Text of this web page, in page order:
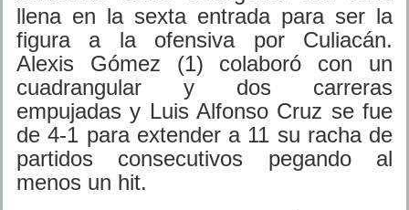
llena en la sexta entrada para ser la
figura a la ofensiva por Culiacán.
Alexis Gómez (1) colaboró con un
cuadrangular y dos carreras
empujadas y Luis Alfonso Cruz se fue
de 4-1 para extender a 11 su racha de
partidos consecutivos pegando al
menos un hit.